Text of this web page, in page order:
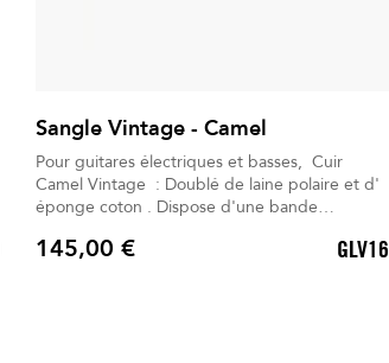
Sangle Vintage - Camel
Pour guitares électriques et basses, Cuir
Camel Vintage : Doublé de laine polaire et d'
éponge coton . Dispose d'une bande
inclus. Livré dans son Sac à dos déperlant.
Prix
145,00 € GLV16